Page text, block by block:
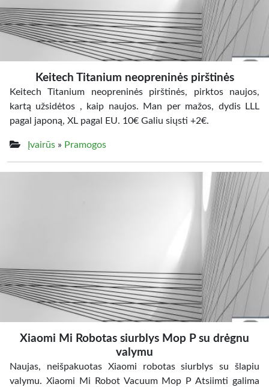
Keitech Titanium neopreninės pirštinės
Keitech Titanium neopreninės pirštinės, pirktos naujos,
kartą užsidėtos , kaip naujos. Man per mažos, dydis LLL
pagal japoną, XL pagal EU. 10€ Galiu siųsti +2€.
Įvairūs » Pramogos
Xiaomi Mi Robotas siurblys Mop P su drėgnu
valymu
Naujas, neišpakuotas Xiaomi robotas siurblys su šlapiu
valymu. Xiaomi Mi Robot Vacuum Mop P Atsiimti galima